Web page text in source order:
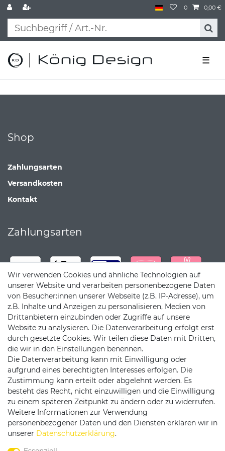
0 0,00 €
☰
Shop
Zahlungsarten
Versandkosten
Kontakt
Zahlungsarten
Versandpartner
Service & Kontakt
Wir verwenden Cookies und ähnliche Technologien auf
unserer Website und verarbeiten personenbezogene Daten
von Besucher:innen unserer Webseite (z.B. IP-Adresse), um
z.B. Inhalte und Anzeigen zu personalisieren, Medien von
Drittanbietern einzubinden oder Zugriffe auf unsere
Website zu analysieren. Die Datenverarbeitung erfolgt erst
durch gesetzte Cookies. Wir teilen diese Daten mit Dritten,
die wir in den Einstellungen benennen.
Die Datenverarbeitung kann mit Einwilligung oder
aufgrund eines berechtigten Interesses erfolgen. Die
Zustimmung kann erteilt oder abgelehnt werden. Es
besteht das Recht, nicht einzuwilligen und die Einwilligung
zu einem späteren Zeitpunkt zu ändern oder zu widerrufen.
Weitere Informationen zur Verwendung
personenbezogener Daten und den Diensten erklären wir in
unserer Daten­schutz­erklärung.